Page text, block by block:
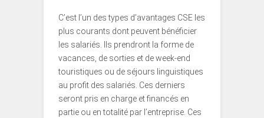
C’est l’un des types d’avantages CSE les
plus courants dont peuvent bénéficier
les salariés. Ils prendront la forme de
vacances, de sorties et de week-end
touristiques ou de séjours linguistiques
au profit des salariés. Ces derniers
seront pris en charge et financés en
partie ou en totalité par l’entreprise. Ces